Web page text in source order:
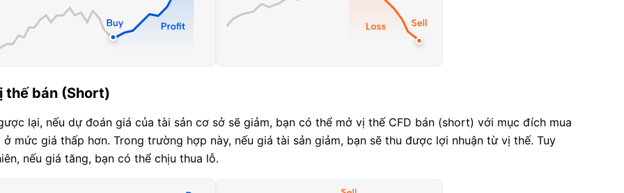
thế bán (Short)
lại, nếu dự đoán giá của tài sản cơ sở sẽ giảm, bạn có thể mở vị thế CFD bán (short) với mục đích mua
ở mức giá thấp hơn. Trong trường hợp này, nếu giá tài sản giảm, bạn sẽ thu được lợi nhuận từ vị thế. Tuy
nếu giá tăng, bạn có thể chịu thua lỗ.